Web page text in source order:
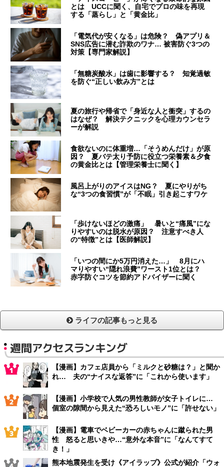
とは UCCに聞く、自宅でプロの味を再現
する「蒸らし」と「黄金比」
「電気代が安くなる」は危険？ 偽アプリ＆
SNS広告に潜む詐欺のワナ… 被害防ぐ3つの
対策【専門家解説】
「無糖炭酸水」は歯に影響する？ 知覚過敏
を防ぐ“正しい飲み方”とは
夏の旅行や帰省で「身近な人と衝突」するの
はなぜ？ 解決テクニックを心理カウンセラ
ーが解説
食欲ないのに体重増…「そうめんだけ」が原
因？ 夏バテ太り予防に役立つ栄養素＆夕食
の黄金比とは【管理栄養士に聞く】
風呂上がりのアイスはNG？ 夏にやりがち
な“3つの食習慣”が「不眠」引き起こすワケ
「歩けないほどの激痛」 暑いと“痛風”にな
りやすいのは脱水が原因？ 注意すべき人
の“特徴”とは【医師解説】
「いつの間にか5万円消えた…」 8月にハ
マりやすい“隠れ浪費”ワースト1位とは？
赤字防ぐコツを節約アドバイザーに聞く
ライフの記事もっと見る
週間アクセスランキング
【漫画】カフェ店員から「ミルクと砂糖は？」と聞か
れ… 夫の“ナイスな返答”に「これから使います」
【漫画】小学校で人気の男性教師が女子トイレに…
個室の隙間から見えた“恐ろしいモノ”に「許せない」
【漫画】電車でベビーカーの赤ちゃんに蹴られた男
性 怒ると思いきや…“意外な本音”に「なんてすて
き！」
熊本地震発生を受け《アイラップ》公式が紹介「ウォ